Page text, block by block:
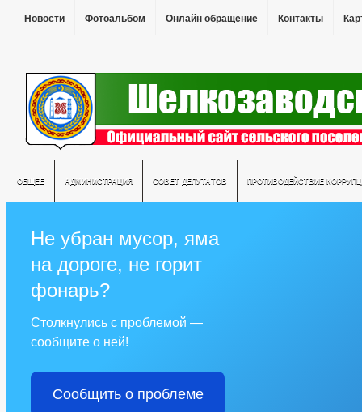
Новости Фотоальбом Онлайн обращение Контакты
ОБЩЕЕ АДМИНИСТРАЦИЯ СОВЕТ ДЕПУТАТОВ ПРОТИВОДЕЙСТВИЕ
Не убран мусор, яма
на дороге, не горит
фонарь?
Столкнулись с проблемой —
сообщите о ней!
Сообщить о проблеме